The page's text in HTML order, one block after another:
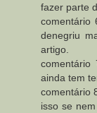
fazer parte
comentário
denegriu
artigo.
comentário
ainda tem
comentário
isso se